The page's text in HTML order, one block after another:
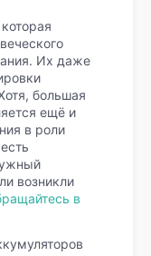
Их даже
большая
ещё и
в роли
возникли
в